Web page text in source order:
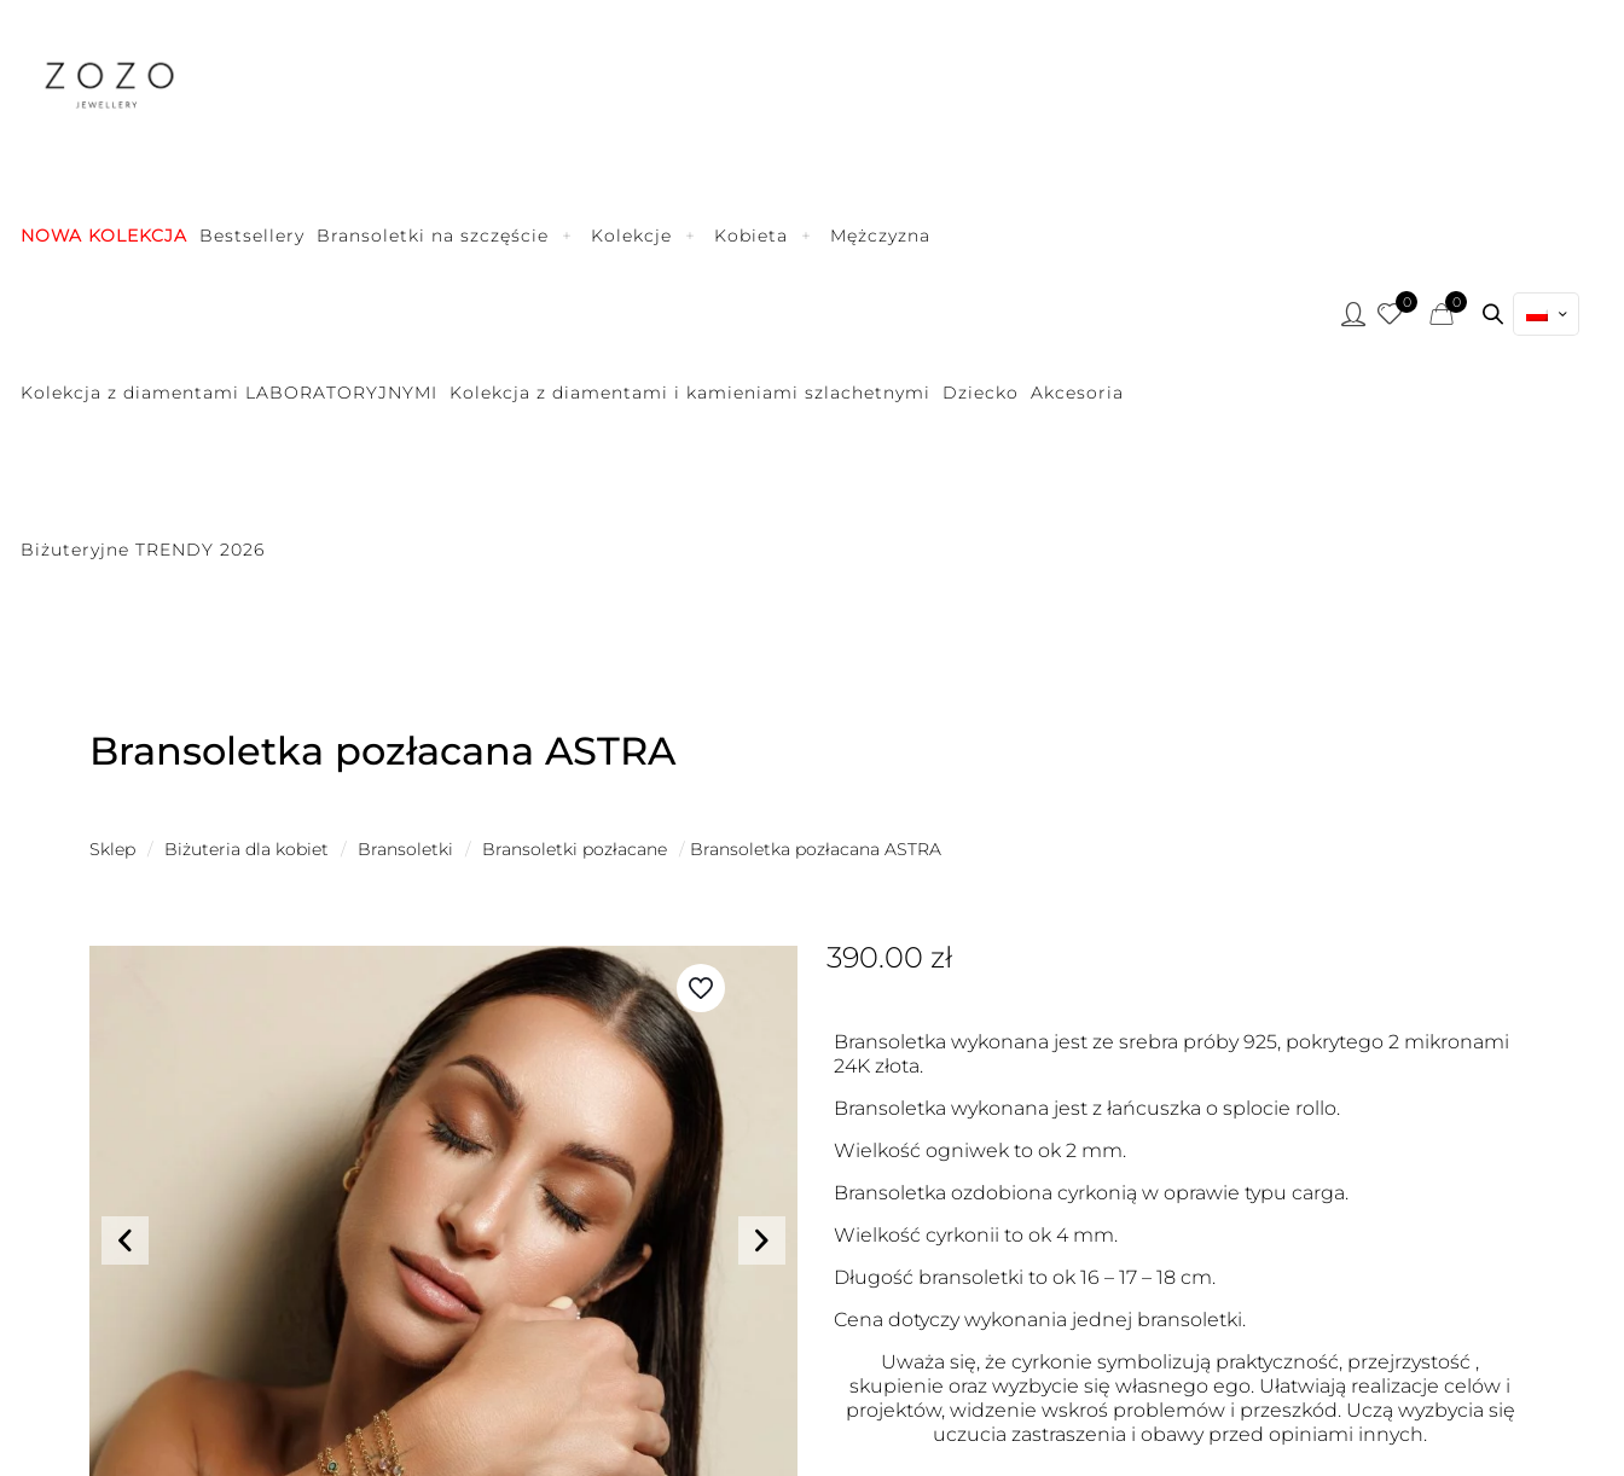
NOWA KOLEKCJA Bestsellery Bransoletki na szczęście Kolekcje Kobieta Mężczyzna
Kolekcja z diamentami LABORATORYJNYMI Kolekcja z diamentami i kamieniami szlachetnymi Dziecko Akcesoria
Biżuteryjne TRENDY 2026
0 0
Bransoletka pozłacana ASTRA
Sklep / Biżuteria dla kobiet / Bransoletki / Bransoletki pozłacane / Bransoletka pozłacana ASTRA
390.00 zł
Bransoletka wykonana jest ze srebra próby 925, pokrytego 2 mikronami
24K złota.
Bransoletka wykonana jest z łańcuszka o splocie rollo.
Wielkość ogniwek to ok 2 mm.
Bransoletka ozdobiona cyrkonią w oprawie typu carga.
Wielkość cyrkonii to ok 4 mm.
Długość bransoletki to ok 16 – 17 – 18 cm.
Cena dotyczy wykonania jednej bransoletki.
Uważa się, że cyrkonie symbolizują praktyczność, przejrzystość ,
skupienie oraz wyzbycie się własnego ego. Ułatwiają realizacje celów i
projektów, widzenie wskroś problemów i przeszkód. Uczą wyzbycia się
uczucia zastraszenia i obawy przed opiniami innych.